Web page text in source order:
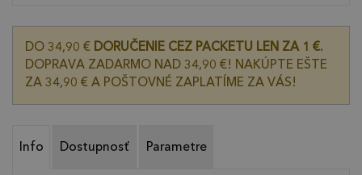
DO 34,90 € DORUČENIE CEZ PACKETU LEN ZA 1 €.
DOPRAVA ZADARMO NAD 34,90 €! NAKÚPTE EŠTE
ZA 34,90 € A POŠTOVNÉ ZAPLATÍME ZA VÁS!
Info Dostupnosť Parametre